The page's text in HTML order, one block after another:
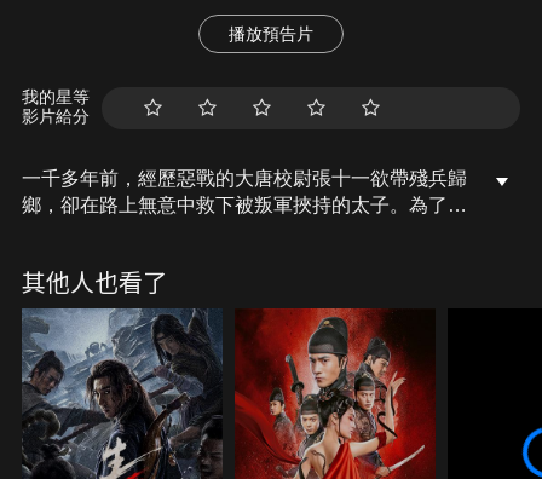
播放預告片
我的星等
影片給分
一千多年前，經歷惡戰的大唐校尉張十一欲帶殘兵歸
鄉，卻在路上無意中救下被叛軍挾持的太子。為了國
其他人也看了